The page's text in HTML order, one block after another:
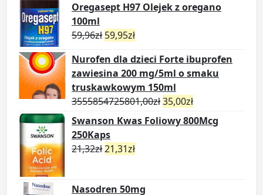
Oregasept H97 Olejek z oregano
100ml
59,96zł 59,95zł
Nurofen dla dzieci Forte ibuprofen
zawiesina 200 mg/5ml o smaku
truskawkowym 150ml
3555854725801,00zł35,00zł
Swanson Kwas Foliowy 800Mcg
250Kaps
21,32zł21,31zł
Nasodren 50mg